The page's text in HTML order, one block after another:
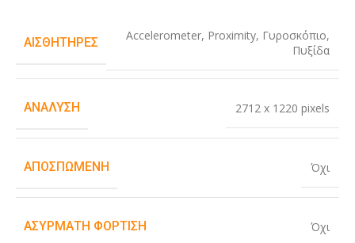
ΑΙΣΘΗΤΉΡΕΣ Accelerometer, Proximity, Γυροσκόπιο,
Πυξίδα
ΑΝΆΛΥΣΗ 2712 x 1220 pixels
ΑΠΟΣΠΏΜΕΝΗ Όχι
ΑΣΎΡΜΑΤΗ ΦΌΡΤΙΣΗ Όχι